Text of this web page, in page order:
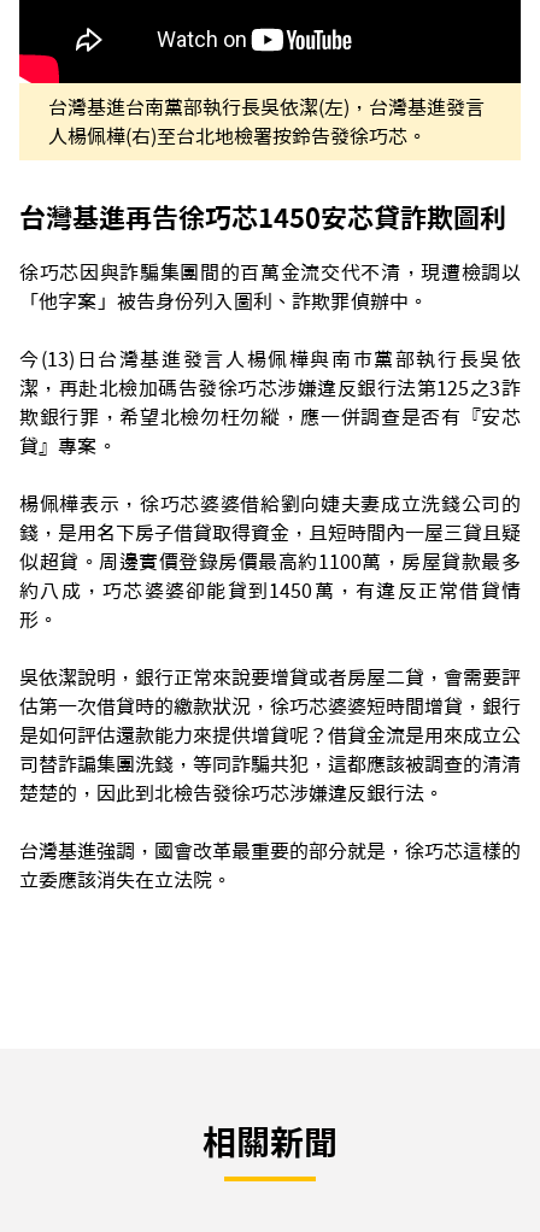
台灣基進台南黨部執行長吳依潔(左)，台灣基進發言
人楊佩樺(右)至台北地檢署按鈴告發徐巧芯。
台灣基進再告徐巧芯1450安芯貸詐欺圖利
徐巧芯因與詐騙集團間的百萬金流交代不清，現遭檢調以
「他字案」被告身份列入圖利、詐欺罪偵辦中。
今(13)日台灣基進發言人楊佩樺與南市黨部執行長吳依
潔，再赴北檢加碼告發徐巧芯涉嫌違反銀行法第125之3詐
欺銀行罪，希望北檢勿枉勿縱，應一併調查是否有『安芯
貸』專案。
楊佩樺表示，徐巧芯婆婆借給劉向婕夫妻成立洗錢公司的
錢，是用名下房子借貸取得資金，且短時間內一屋三貸且疑
似超貸。周邊實價登錄房價最高約1100萬，房屋貸款最多
約八成，巧芯婆婆卻能貸到1450萬，有違反正常借貸情
形。
吳依潔說明，銀行正常來說要增貸或者房屋二貸，會需要評
估第一次借貸時的繳款狀況，徐巧芯婆婆短時間增貸，銀行
是如何評估還款能力來提供增貸呢？借貸金流是用來成立公
司替詐諞集團洗錢，等同詐騙共犯，這都應該被調查的清清
楚楚的，因此到北檢告發徐巧芯涉嫌違反銀行法。
台灣基進強調，國會改革最重要的部分就是，徐巧芯這樣的
立委應該消失在立法院。
相關新聞